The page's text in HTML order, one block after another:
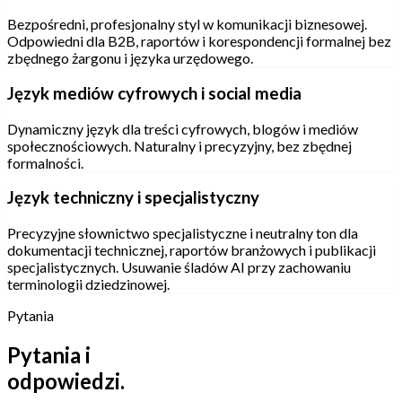
Bezpośredni, profesjonalny styl w komunikacji biznesowej.
Odpowiedni dla B2B, raportów i korespondencji formalnej bez
zbędnego żargonu i języka urzędowego.
Język mediów cyfrowych i social media
Dynamiczny język dla treści cyfrowych, blogów i mediów
społecznościowych. Naturalny i precyzyjny, bez zbędnej
formalności.
Język techniczny i specjalistyczny
Precyzyjne słownictwo specjalistyczne i neutralny ton dla
dokumentacji technicznej, raportów branżowych i publikacji
specjalistycznych. Usuwanie śladów AI przy zachowaniu
terminologii dziedzinowej.
Pytania
Pytania i
odpowiedzi.